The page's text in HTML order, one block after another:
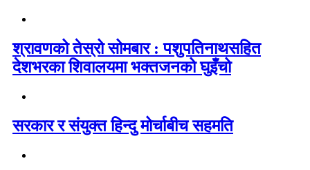
श्रावणको तेस्रो सोमबार : पशुपतिनाथसहित
देशभरका शिवालयमा भक्तजनको घुइँचो
सरकार र संयुक्त हिन्दु मोर्चाबीच सहमति